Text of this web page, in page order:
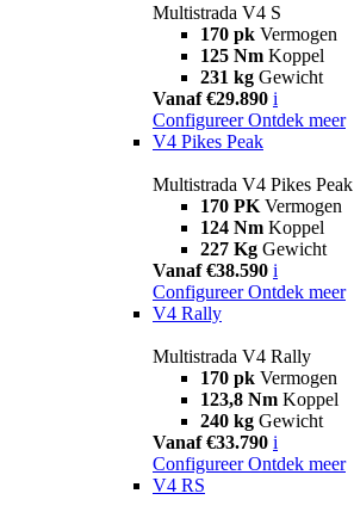
Multistrada V4 S
170 pk Vermogen
125 Nm Koppel
231 kg Gewicht
Vanaf €29.890 i
Configureer Ontdek meer
V4 Pikes Peak
Multistrada V4 Pikes Peak
170 PK Vermogen
124 Nm Koppel
227 Kg Gewicht
Vanaf €38.590 i
Configureer Ontdek meer
V4 Rally
Multistrada V4 Rally
170 pk Vermogen
123,8 Nm Koppel
240 kg Gewicht
Vanaf €33.790 i
Configureer Ontdek meer
V4 RS